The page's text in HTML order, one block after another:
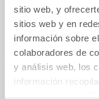
sitio web, y
sitios web y en
información sobre
colaboradores de
y análisis web, los
información